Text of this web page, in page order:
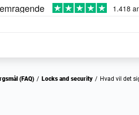
(FAQ) / Locks and security / Hvad vil det